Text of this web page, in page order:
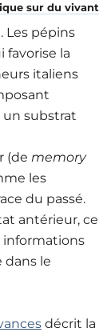
sur du vivant
Les pépins
favorise la
italiens
substrat
(de memory
les
du passé.
antérieur, ce
informations
dans le
décrit la